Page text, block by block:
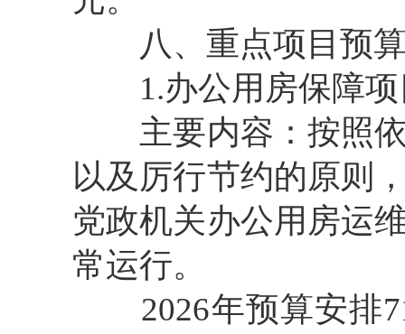
八、重点项目预算
1.办公用房保障项
主要内容：按照依
以及厉行节约的原则
党政机关办公用房运
常运行。
2026年预算安排